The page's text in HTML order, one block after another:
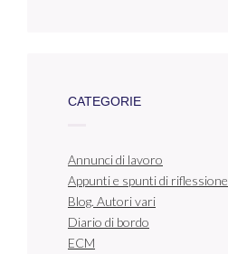
CATEGORIE
Annunci di lavoro
Appunti e spunti di riflessione
Blog. Autori vari
Diario di bordo
ECM